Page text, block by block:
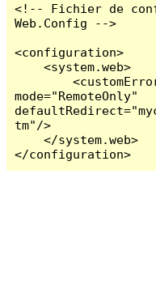
<!-- Fichier de
Web.Config -->
<configuration>
    <system.web>
        <customErrors
mode="RemoteOnly"
tm"/>
    </system.web>
</configuration>